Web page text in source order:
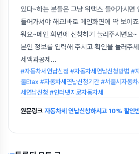
있다~하는 분들은 그냥 위택스 들어가시면
들어가셔야 해요!바로 메인화면에 딱 보이
워요~메인 화면에 신청하기 눌러주시면요
본인 정보를 입력해 주시고 확인을 눌러주
세액과공제 ...
#자동차세연납신청 #자동차세연납신청방법 #
울Etax #자동차세연납신청기간 #서울시자동
세연납신청 #인터넷지로자동차세
원문링크 자동차세 연납신청하시고 10% 할인